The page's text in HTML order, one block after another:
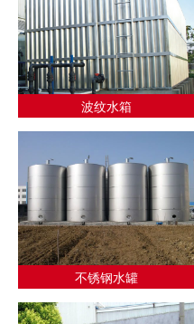
波纹水箱
不锈钢水罐